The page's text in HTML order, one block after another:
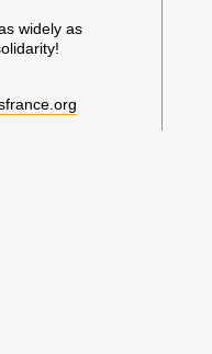
widely as